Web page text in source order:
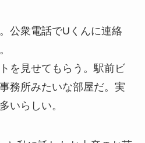
公衆電話でUくんに連絡
を見せてもらう。駅前ビ
務所みたいな部屋だ。実
いらしい。